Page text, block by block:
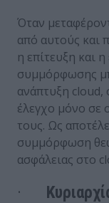
Όταν
από αυτούς και
η επίτευξη και
συμμόρφωσης
ανάπτυξη cloud,
έλεγχο μόνο σε
τους. Ως
συμμόρφωση
ασφάλειας στο
·